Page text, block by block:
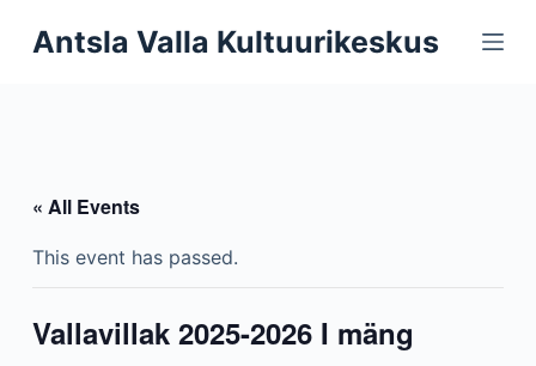
k
c
o
Antsla Valla Kultuurikeskus
« All Events
This event has passed.
Vallavillak 2025-2026 I mäng